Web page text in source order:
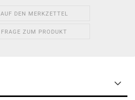
AUF DEN MERKZETTEL
FRAGE ZUM PRODUKT